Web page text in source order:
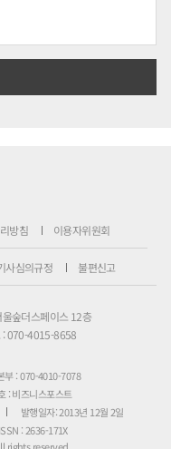
방침 이용자위원회
사심의규정 불편신고
숲더스페이스 12층
: 070-4015-8658
부 : 070-4010-7078
: 비즈니스포스트
발행일자: 2013년 12월 2일
ISSN : 2636-171X
rights reserved.